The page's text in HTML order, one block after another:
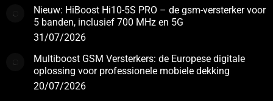
Nieuw: HiBoost Hi10-5S PRO – de gsm-versterker voor
5 banden, inclusief 700 MHz en 5G
31/07/2026
Multiboost GSM Versterkers: de Europese digitale
oplossing voor professionele mobiele dekking
20/07/2026